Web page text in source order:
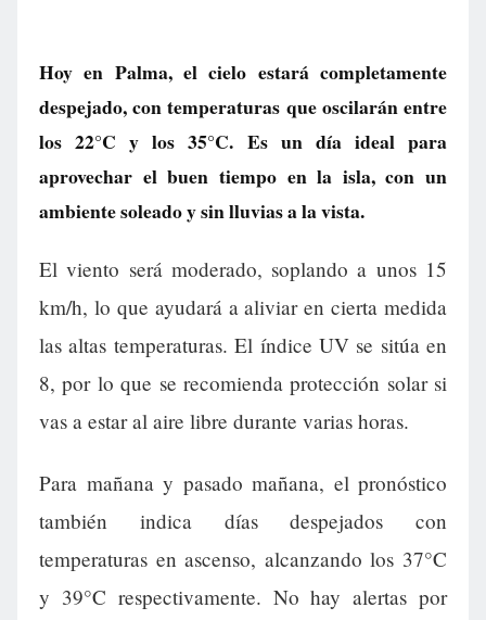
Hoy en Palma, el cielo estará completamente
despejado, con temperaturas que oscilarán entre
los 22°C y los 35°C. Es un día ideal para
aprovechar el buen tiempo en la isla, con un
ambiente soleado y sin lluvias a la vista.
El viento será moderado, soplando a unos 15
km/h, lo que ayudará a aliviar en cierta medida
las altas temperaturas. El índice UV se sitúa en
8, por lo que se recomienda protección solar si
vas a estar al aire libre durante varias horas.
Para mañana y pasado mañana, el pronóstico
también indica días despejados con
temperaturas en ascenso, alcanzando los 37°C
y 39°C respectivamente. No hay alertas por